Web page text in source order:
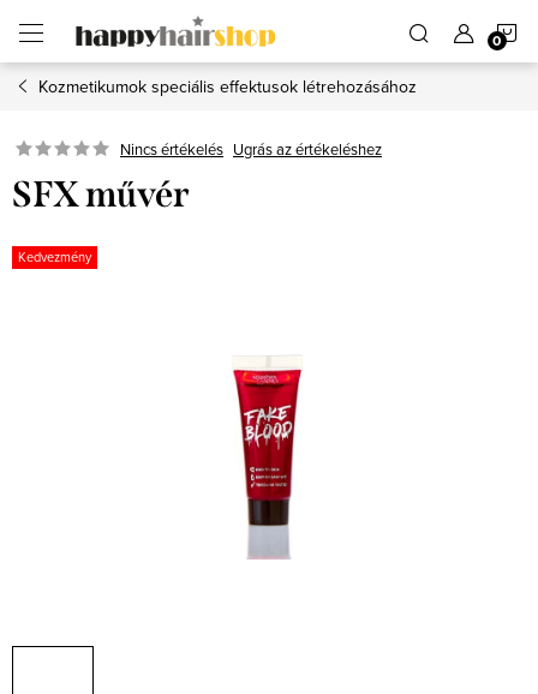
fő
tartalomhozKozmetikumok speciális effektusok létrehozásához
Nincs értékelés Ugrás az értékeléshez
SFX művér
Kedvezmény